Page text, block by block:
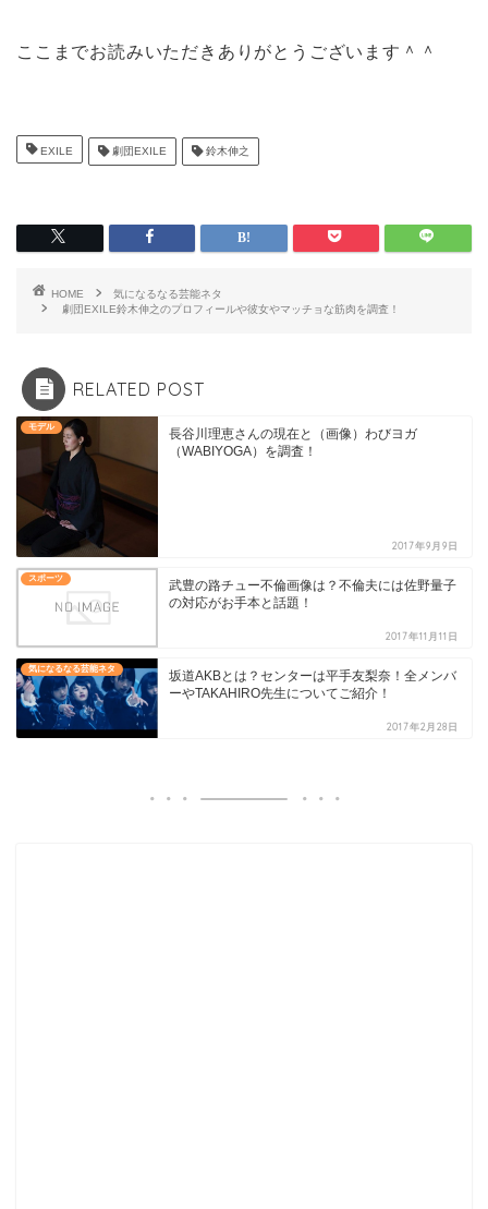
ここまでお読みいただきありがとうございます＾＾
EXILE 劇団EXILE 鈴木伸之
HOME
気になるなる芸能ネタ
劇団EXILE鈴木伸之のプロフィールや彼女やマッチョな筋肉を調査！
RELATED POST
モデル
長谷川理恵さんの現在と（画像）わびヨガ
（WABIYOGA）を調査！
2017年9月9日
スポーツ
武豊の路チュー不倫画像は？不倫夫には佐野量子
の対応がお手本と話題！
2017年11月11日
気になるなる芸能ネタ
坂道AKBとは？センターは平手友梨奈！全メンバ
ーやTAKAHIRO先生についてご紹介！
2017年2月28日